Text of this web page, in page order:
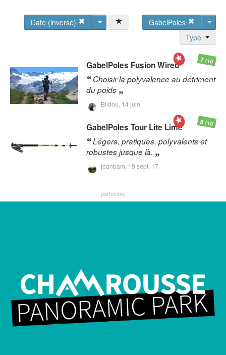
Date (inversé)
GabelPoles
Type
GabelPoles Fusion Wired
Choisir la polyvalence au détriment
du poids
Biidou, 14 juin
7/10
GabelPoles Tour Lite Lime
Légers, pratiques, polyvalents et
robustes jusque là.
jeanbam, 19 sept. 17
8/10